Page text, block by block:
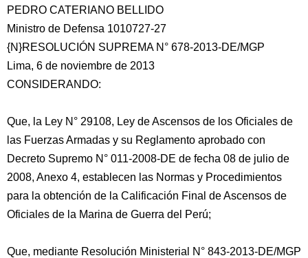
PEDRO CATERIANO BELLIDO
Ministro de Defensa 1010727-27
{N}RESOLUCIÓN SUPREMA N° 678-2013-DE/MGP
Lima, 6 de noviembre de 2013
CONSIDERANDO:
Que, la Ley N° 29108, Ley de Ascensos de los Oficiales de
las Fuerzas Armadas y su Reglamento aprobado con
Decreto Supremo N° 011-2008-DE de fecha 08 de julio de
2008, Anexo 4, establecen las Normas y Procedimientos
para la obtención de la Calificación Final de Ascensos de
Oficiales de la Marina de Guerra del Perú;
Que, mediante Resolución Ministerial N° 843-2013-DE/MGP